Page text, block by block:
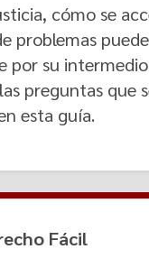
cómo se
problemas
por su
preguntas que
esta guía.
Fácil